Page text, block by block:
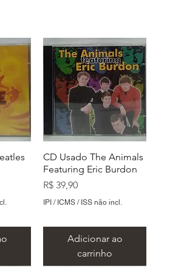
CD Usado The Animals
Featuring Eric Burdon
Preço
R$ 39,90
IPI / ICMS / ISS não incl.
Adicionar ao
carrinho